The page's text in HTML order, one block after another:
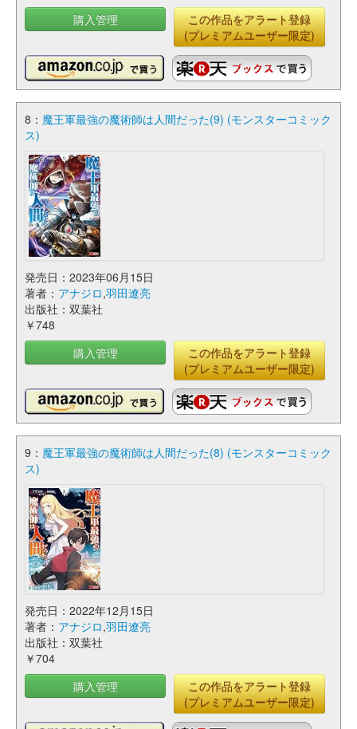
購入管理
この作品をアラート登録
(プレミアムユーザー限定)
8： 魔王軍最強の魔術師は人間だった(9) (モンスターコミック
ス)
発売日：2023年06月15日
著者： アナジロ,羽田遼亮
出版社：双葉社
￥748
購入管理
この作品をアラート登録
(プレミアムユーザー限定)
9： 魔王軍最強の魔術師は人間だった(8) (モンスターコミック
ス)
発売日：2022年12月15日
著者： アナジロ,羽田遼亮
出版社：双葉社
￥704
購入管理
この作品をアラート登録
(プレミアムユーザー限定)